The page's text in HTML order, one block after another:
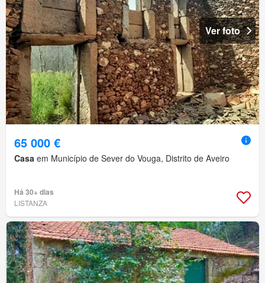
Ver foto
65 000 €
Casa em Município de Sever do Vouga, Distrito de Aveiro
Há 30+ dias
LISTANZA